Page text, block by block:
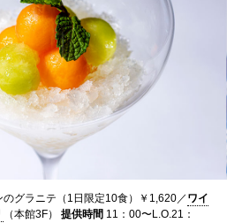
グラニテ（1日限定10食）￥1,620／ ワイ
（本館3F） 提供時間 11：00〜L.O.21：